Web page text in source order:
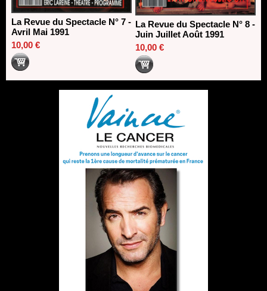
La Revue du Spectacle N° 7 -
Avril Mai 1991
10,00 €
La Revue du Spectacle N° 8 -
Juin Juillet Août 1991
10,00 €